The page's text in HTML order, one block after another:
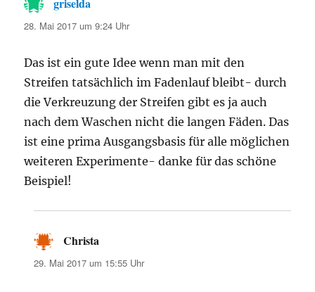
28. Mai 2017 um 9:24 Uhr
Das ist ein gute Idee wenn man mit den
Streifen tatsächlich im Fadenlauf bleibt- durch
die Verkreuzung der Streifen gibt es ja auch
nach dem Waschen nicht die langen Fäden. Das
ist eine prima Ausgangsbasis für alle möglichen
weiteren Experimente- danke für das schöne
Beispiel!
Christa
29. Mai 2017 um 15:55 Uhr